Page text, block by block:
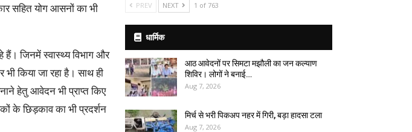
सहित योग आसनों का भी
हैं। जिनमें स्वास्थ्य विभाग और
भी किया जा रहा है। साथ ही
हेतु आवेदन भी प्राप्त किए
के छिड़काव का भी प्रदर्शन
PREV NEXT 1 of 763
धार्मिक
आठ आवेदनों पर सिमटा मझौली का जन कल्याण
शिविर। लोगों ने बनाई…
Aug 7, 2026
मिर्च से भरी पिकअप नहर में गिरी, बड़ा हादसा टला
Aug 7, 2026